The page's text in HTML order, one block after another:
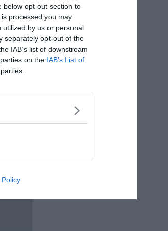
below opt-out section to
processed you may
by us or personal
separately opt-out of the
IAB’s list of downstream
on the IAB’s List of